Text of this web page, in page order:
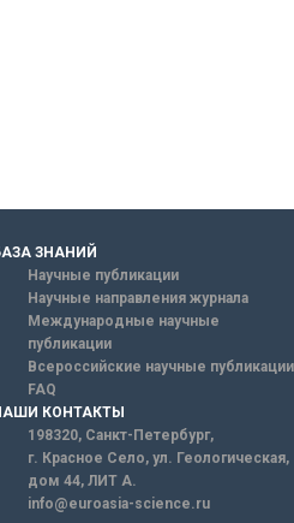
ЗНАНИЙ
Научные публикации
Научные направления журнала
Международные научные
публикации
Всероссийские научные публикации
FAQ
КОНТАКТЫ
198320, Санкт-Петербург,
г. Красное Село, ул. Геологическая,
дом 44, ЛИТ А.
info@euroasia-science.ru